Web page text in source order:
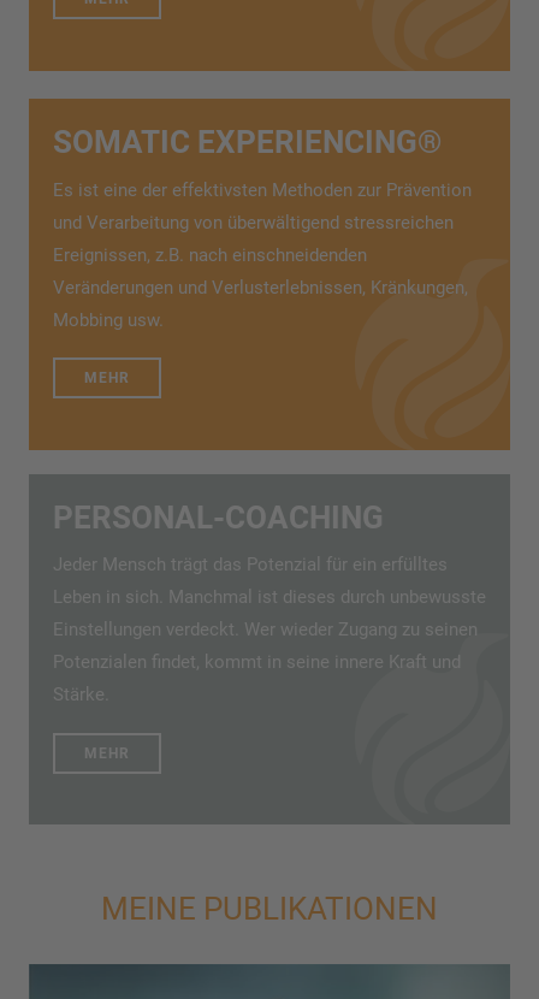
SOMATIC EXPERIENCING®
Es ist eine der effektivsten Methoden zur Prävention
und Verarbeitung von überwältigend stressreichen
Ereignissen, z.B. nach einschneidenden
Veränderungen und Verlusterlebnissen, Kränkungen,
Mobbing usw.
MEHR
PERSONAL-COACHING
Jeder Mensch trägt das Potenzial für ein erfülltes
Leben in sich. Manchmal ist dieses durch unbewusste
Einstellungen verdeckt. Wer wieder Zugang zu seinen
Potenzialen findet, kommt in seine innere Kraft und
Stärke.
MEHR
MEINE PUBLIKATIONEN